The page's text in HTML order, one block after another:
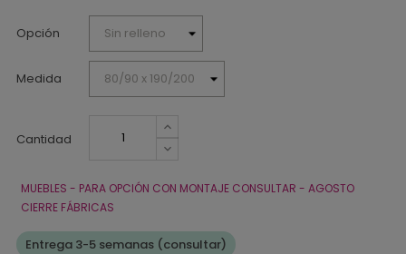
Opción
Medida
Cantidad
MUEBLES - PARA OPCIÓN CON MONTAJE CONSULTAR - AGOSTO
CIERRE FÁBRICAS
Entrega 3-5 semanas (consultar)